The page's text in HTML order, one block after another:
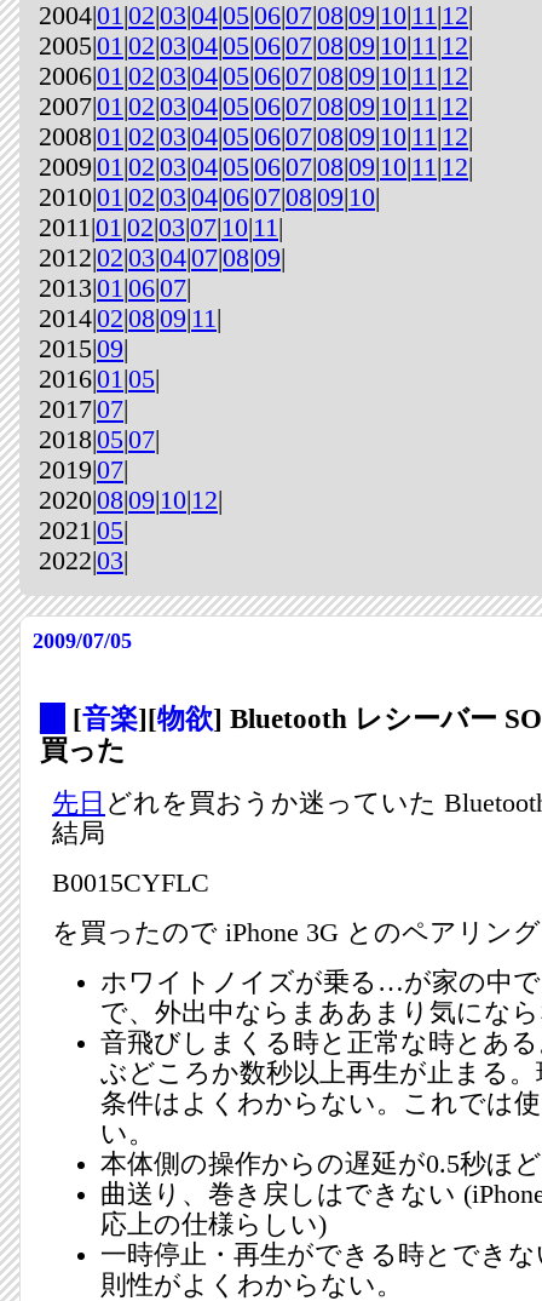
2004|01|02|03|04|05|06|07|08|09|10|11|12|
2005|01|02|03|04|05|06|07|08|09|10|11|12|
2006|01|02|03|04|05|06|07|08|09|10|11|12|
2007|01|02|03|04|05|06|07|08|09|10|11|12|
2008|01|02|03|04|05|06|07|08|09|10|11|12|
2009|01|02|03|04|05|06|07|08|09|10|11|12|
2010|01|02|03|04|06|07|08|09|10|
2011|01|02|03|07|10|11|
2012|02|03|04|07|08|09|
2013|01|06|07|
2014|02|08|09|11|
2015|09|
2016|01|05|
2017|07|
2018|05|07|
2019|07|
2020|08|09|10|12|
2021|05|
2022|03|
2009/07/05
[音楽][物欲] Bluetooth レシーバー
買った
先日 どれを買おうか迷っていた
結局
B0015CYFLC
を買ったので iPhone 3G とのペアリン
ホワイトノイズが乗る…が家の中
で、外出中ならまああまり気にな
音飛びしまくる時と正常な時とあ
ぶどころか数秒以上再生が止まる
条件はよくわからない。これでは
い。
本体側の操作からの遅延が0.5秒ほ
曲送り、巻き戻しはできない
応上の仕様らしい)
一時停止・再生ができる時とでき
則性がよくわからない。